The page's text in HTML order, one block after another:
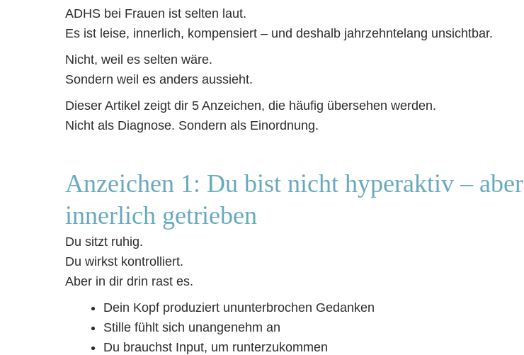
ADHS bei Frauen ist selten laut.
Es ist leise, innerlich, kompensiert – und deshalb jahrzehntelang unsichtbar.
Nicht, weil es selten wäre.
Sondern weil es anders aussieht.
Dieser Artikel zeigt dir 5 Anzeichen, die häufig übersehen werden.
Nicht als Diagnose. Sondern als Einordnung.
Anzeichen 1: Du bist nicht hyperaktiv – aber
innerlich getrieben
Du sitzt ruhig.
Du wirkst kontrolliert.
Aber in dir drin rast es.
Dein Kopf produziert ununterbrochen Gedanken
Stille fühlt sich unangenehm an
Du brauchst Input, um runterzukommen